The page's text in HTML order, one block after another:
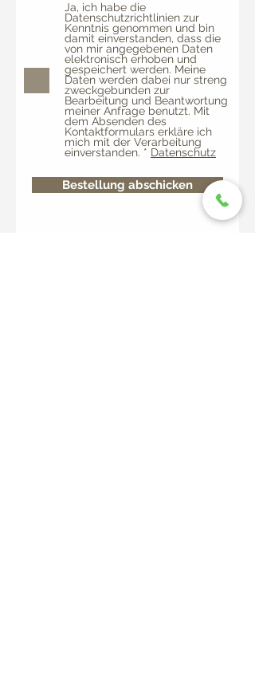
Ja, ich habe die
Datenschutzrichtlinien zur
Kenntnis genommen und bin
damit einverstanden, dass die
von mir angegebenen Daten
elektronisch erhoben und
gespeichert werden. Meine
Daten werden dabei nur streng
zweckgebunden zur
Bearbeitung und Beantwortung
meiner Anfrage benutzt. Mit
dem Absenden des
Kontaktformulars erkläre ich
mich mit der Verarbeitung
einverstanden. * Datenschutz
Bestellung abschicken